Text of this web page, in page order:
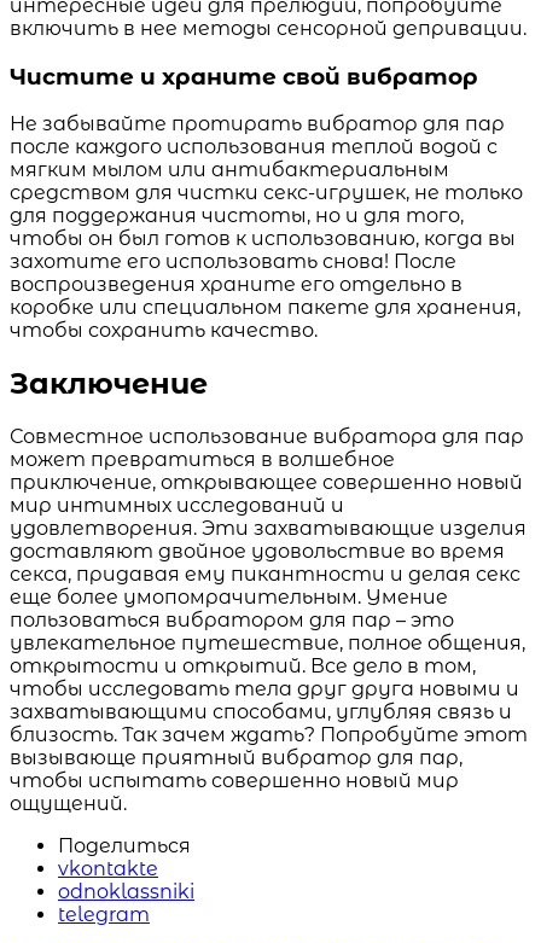
интересные идеи для прелюдии, попробуйте
включить в нее методы сенсорной депривации.
Чистите и храните свой вибратор
Не забывайте протирать вибратор для пар
после каждого использования теплой водой с
мягким мылом или антибактериальным
средством для чистки секс-игрушек, не только
для поддержания чистоты, но и для того,
чтобы он был готов к использованию, когда вы
захотите его использовать снова! После
воспроизведения храните его отдельно в
коробке или специальном пакете для хранения,
чтобы сохранить качество.
Заключение
Совместное использование вибратора для пар
может превратиться в волшебное
приключение, открывающее совершенно новый
мир интимных исследований и
удовлетворения. Эти захватывающие изделия
доставляют двойное удовольствие во время
секса, придавая ему пикантности и делая секс
еще более умопомрачительным. Умение
пользоваться вибратором для пар – это
увлекательное путешествие, полное общения,
открытости и открытий. Все дело в том,
чтобы исследовать тела друг друга новыми и
захватывающими способами, углубляя связь и
близость. Так зачем ждать? Попробуйте этот
вызывающе приятный вибратор для пар,
чтобы испытать совершенно новый мир
ощущений.
Поделиться
vkontakte
odnoklassniki
telegram